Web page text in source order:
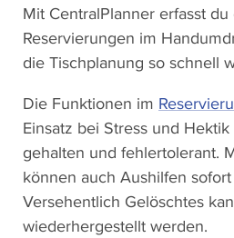
Mit CentralPlanner erfasst
Reservierungen im
die Tischplanung so schnell
Die Funktionen im
Einsatz bei Stress und
gehalten und fehlertolerant.
können auch Aushilfen
Versehentlich Gelöschtes
wiederhergestellt werden.